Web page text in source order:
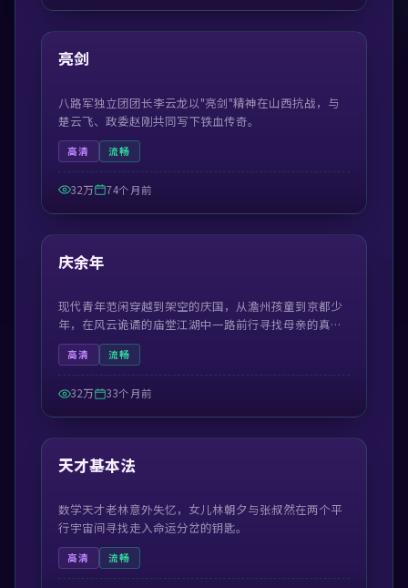
热门
45:09
亮剑
八路军独立团团长李云龙以"亮剑"精神在山西抗战，与
楚云飞、政委赵刚共同写下铁血传奇。
高清 流畅
32万 74个月前
热门
50:59
庆余年
现代青年范闲穿越到架空的庆国，从澹州孩童到京都少
年，在风云诡谲的庙堂江湖中一路前行寻找母亲的真
相。
高清 流畅
32万 33个月前
热门
42:19
天才基本法
数学天才老林意外失忆，女儿林朝夕与张叔然在两个平
行宇宙间寻找走入命运分岔的钥匙。
高清 流畅